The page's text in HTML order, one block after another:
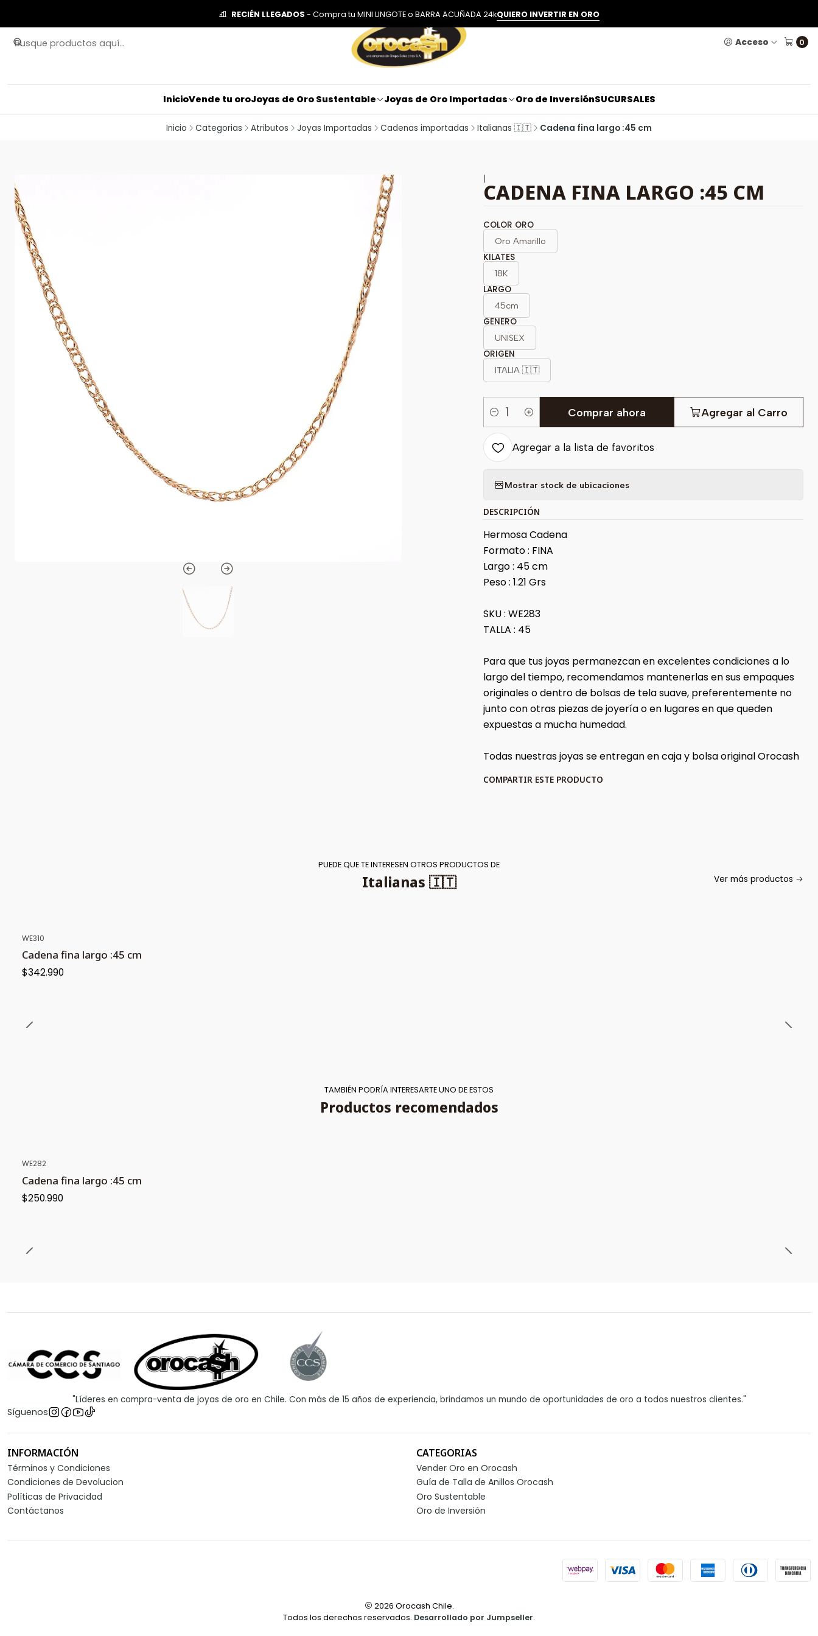
Acceso 0
InicioVende tu oroJoyas de Oro Sustentable Joyas de Oro Importadas Oro de InversiónSUCURSALES
RECIÉN LLEGADOS - Compra tu MINI LINGOTE o BARRA ACUÑADA 24kQUIERO INVERTIR EN ORO
Inicio Categorias Atributos Joyas Importadas Cadenas importadas Italianas 🇮🇹 Cadena fina largo :45 cm
|
CADENA FINA LARGO :45 CM
COLOR ORO
Oro Amarillo
KILATES
18K
LARGO
45cm
GENERO
UNISEX
ORIGEN
ITALIA 🇮🇹
Cantidad
Agregar al Carro
Comprar ahora
Agregar a la lista de favoritos
Mostrar stock de ubicaciones
DESCRIPCIÓN
Hermosa Cadena
Formato : FINA
Largo : 45 cm
Peso : 1.21 Grs
SKU : WE283
TALLA : 45
Para que tus joyas permanezcan en excelentes condiciones a lo
largo del tiempo, recomendamos mantenerlas en sus empaques
originales o dentro de bolsas de tela suave, preferentemente no
junto con otras piezas de joyería o en lugares en que queden
expuestas a mucha humedad.
Todas nuestras joyas se entregan en caja y bolsa original Orocash
COMPARTIR ESTE PRODUCTO
PUEDE QUE TE INTERESEN OTROS PRODUCTOS DE
Italianas 🇮🇹 Ver más productos
WE310
Cadena fina largo :45 cm
$342.990
TAMBIÉN PODRÍA INTERESARTE UNO DE ESTOS
Productos recomendados
WE282
Cadena fina largo :45 cm
$250.990
"Líderes en compra-venta de joyas de oro en Chile. Con más de 15 años de experiencia, brindamos un mundo de oportunidades de oro a todos nuestros clientes."
Síguenos
INFORMACIÓN
Términos y Condiciones
Condiciones de Devolucion
Políticas de Privacidad
Contáctanos
CATEGORIAS
Vender Oro en Orocash
Guía de Talla de Anillos Orocash
Oro Sustentable
Oro de Inversión
2026 Orocash Chile.
Todos los derechos reservados. Desarrollado por Jumpseller.